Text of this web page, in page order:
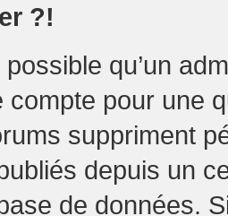
?!
possible qu’un
compte pour une
suppriment
depuis un
de données.